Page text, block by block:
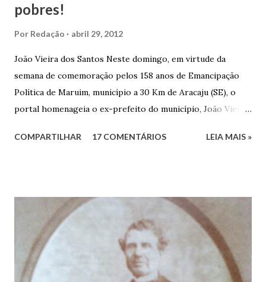
pobres!
Por Redação abril 29, 2012
João Vieira dos Santos Neste domingo, em virtude da
semana de comemoração pelos 158 anos de Emancipação
Política de Maruim, município a 30 Km de Aracaju (SE), o
portal homenageia o ex-prefeito do município, João Vieira
Vieira dos Santos e Arlinda Barroso dos Santos, nasceu em
infância pobre, João Vieira não pôde se dedicar aos
estudos, e então passou a colocar o trabalho em primeiro
plano para auxiliar na renda familiar. No comércio foi
garçon, dono de bar, de armarinho e depois de uma
panificação. “Ao contrário de muitos, que renegam suas
COMPARTILHAR 17 COMENTÁRIOS LEIA MAIS »